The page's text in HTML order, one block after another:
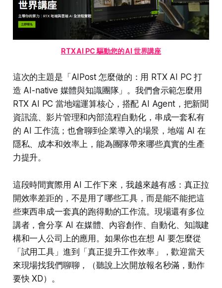
RTX AI PC 驅動您的 AI 世界講座
這次的主題是「AIPost 怎麼做的：用 RTX AI PC 打
造 AI-native 媒體與知識團隊」。我們會示範怎麼用
RTX AI PC 當地端運算核心，搭配 AI Agent，把新聞
資訊流、影片管理和內部流程自動化，串成一套私有
的 AI 工作流；也會聊到企業導入的場景，地端 AI 在
隱私、成本和效率上，能為團隊帶來哪些真實的生產
力提升。
這段時間實際用 AI 工作下來，我越來越有感：真正拉
開效率差距的，不是用了哪些工具，而是能不能把這
些東西串成一套真的跑得動的工作流。現場還有多位
講者，會分享 AI 在媒體、內容創作、自動化、知識建
構和一人公司上的應用。如果你也在想 AI 要怎麼從
「試用工具」進到「真正提升工作效率」，歡迎當天
來現場找我們聊聊，（聽說上次開放報名秒滿，動作
要快 XD）。